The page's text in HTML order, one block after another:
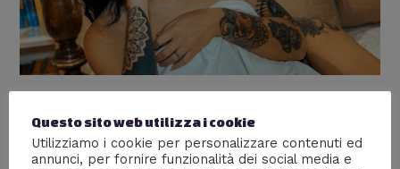
Lascia un commento /+18,Gallerie fotografiche,Lunedì
Patata/ DiWilliam J
Questo sito web utilizza i cookie
Utilizziamo i cookie per personalizzare contenuti ed
annunci, per fornire funzionalità dei social media e